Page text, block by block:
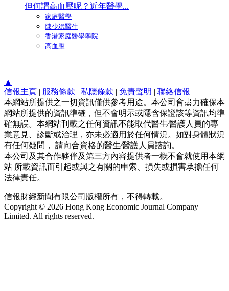
但何謂高血壓呢？近年醫學...
家庭醫學
陳少斌醫生
香港家庭醫學學院
高血壓
▲
信報主頁 | 服務條款 | 私隱條款 | 免責聲明 | 聯絡信報
本網站所提供之一切資訊僅供參考用途。本公司會盡力確保本
網站所提供的資訊準確，但不會明示或隱含保證該等資訊均準
確無誤。本網站刊載之任何資訊不能取代醫生∕醫護人員的專
業意見、診斷或治理，亦未必適用於任何情況。如對身體狀況
有任何疑問， 請向合資格的醫生∕醫護人員諮詢。
本公司及其合作夥伴及第三方內容提供者一概不會就使用本網
站 所載資訊而引起或與之有關的申索、損失或損害承擔任何
法律責任。
信報財經新聞有限公司版權所有，不得轉載。
Copyright © 2026 Hong Kong Economic Journal Company
Limited. All rights reserved.